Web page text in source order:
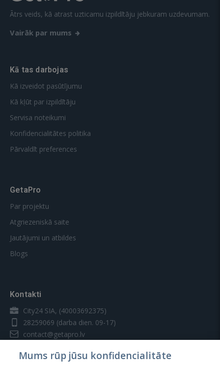
Ātrs veids, kā atrast uzticamu izpildītāju jebkuram uzdevumam.
Vairāk par mums
Kā tas darbojas
Kā izveidot pasūtījumu
Kā kļūt par izpildītāju
Servisa noteikumi
Konfidencialitātes politika
Pārvaldīt preferences
GetaPro
Par projektu
Atgriezeniskā saite
Jautājumi un atbildes
Blogs
Kontakti
City24 SIA, (40003692375)
28259069 (darba dien. 09-17)
contact@getapro.lv
Mums rūp jūsu konfidencialitāte